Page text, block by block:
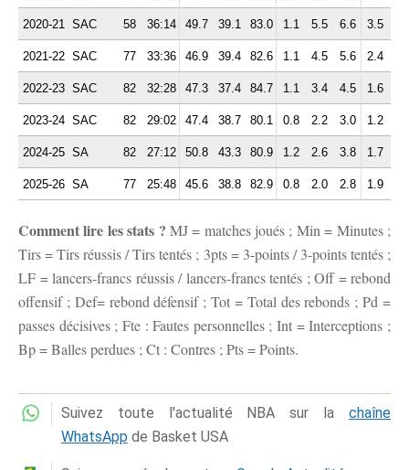
2020-21 SAC 58 36:14 49.7 39.1 83.0 1.1 5.5 6.6 3.5
2021-22 SAC 77 33:36 46.9 39.4 82.6 1.1 4.5 5.6 2.4
2022-23 SAC 82 32:28 47.3 37.4 84.7 1.1 3.4 4.5 1.6
2023-24 SAC 82 29:02 47.4 38.7 80.1 0.8 2.2 3.0 1.2
2024-25 SA 82 27:12 50.8 43.3 80.9 1.2 2.6 3.8 1.7
2025-26 SA 77 25:48 45.6 38.8 82.9 0.8 2.0 2.8 1.9
Comment lire les stats ? MJ = matches joués ; Min = Minutes ;
Tirs = Tirs réussis / Tirs tentés ; 3pts = 3-points / 3-points tentés ;
LF = lancers-francs réussis / lancers-francs tentés ; Off = rebond
offensif ; Def= rebond défensif ; Tot = Total des rebonds ; Pd =
passes décisives ; Fte : Fautes personnelles ; Int = Interceptions ;
Bp = Balles perdues ; Ct : Contres ; Pts = Points.
Suivez toute l'actualité NBA sur la chaîne
WhatsApp de Basket USA